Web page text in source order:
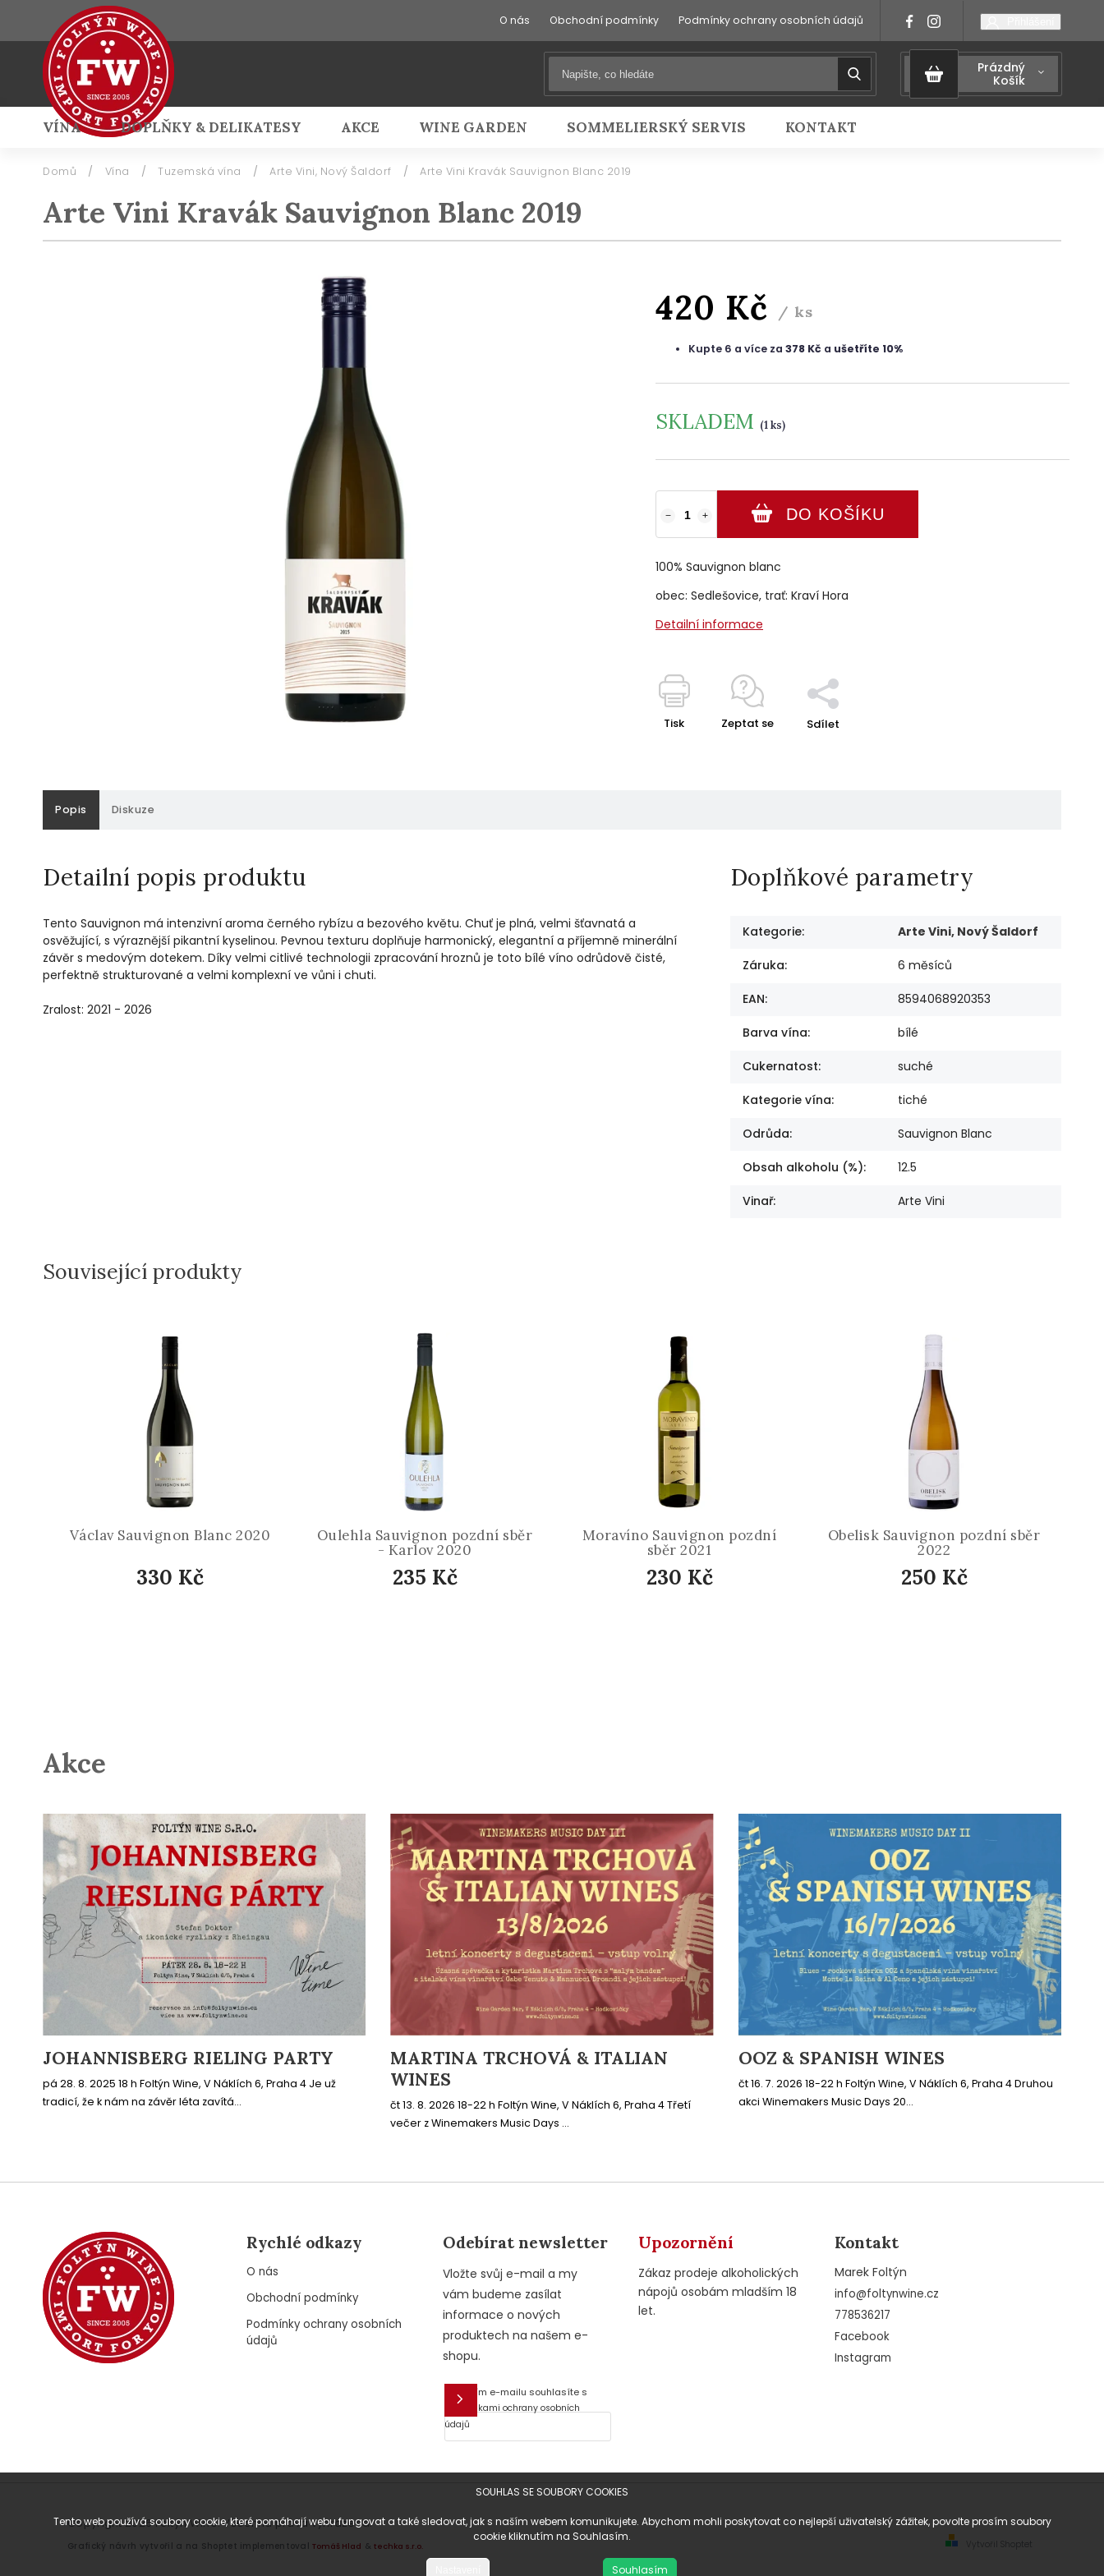
SOUHLAS SE SOUBORY COOKIES
Tento web používá soubory cookie, které pomáhají webu fungovat a také sledovat, jak s naším webem komunikujete. Abychom mohli poskytovat co nejlepší uživatelský zážitek, povolte prosím soubory
cookie kliknutím na Souhlasím.
Souhlasím
O nás Obchodní podmínky Podmínky ochrany osobních údajů
Prázdný
Košík
VÍNA DOPLŇKY & DELIKATESY AKCE WINE GARDEN SOMMELIERSKÝ SERVIS KONTAKT
Přihlášení
Domů / Vína / Tuzemská vína / Arte Vini, Nový Šaldorf / Arte Vini Kravák Sauvignon Blanc 2019
Arte Vini Kravák Sauvignon Blanc 2019
420 Kč / ks
Kupte 6 a více za 378 Kč a ušetříte 10%
SKLADEM (1 ks)
+
− DO KOŠÍKU
100% Sauvignon blanc
obec: Sedlešovice, trať: Kraví Hora
Detailní informace
Tisk Zeptat se Sdílet
Popis Diskuze
Detailní popis produktu
Tento Sauvignon má intenzivní aroma černého rybízu a bezového květu. Chuť je plná, velmi šťavnatá a
osvěžující, s výraznější pikantní kyselinou. Pevnou texturu doplňuje harmonický, elegantní a příjemně minerální
závěr s medovým dotekem. Díky velmi citlivé technologii zpracování hroznů je toto bílé víno odrůdově čisté,
perfektně strukturované a velmi komplexní ve vůni i chuti.
Zralost: 2021 - 2026
Doplňkové parametry
Kategorie: Arte Vini, Nový Šaldorf
Záruka: 6 měsíců
EAN: 8594068920353
Barva vína: bílé
Cukernatost: suché
Kategorie vína: tiché
Odrůda: Sauvignon Blanc
Obsah alkoholu (%): 12.5
Vinař: Arte Vini
Související produkty
Václav Sauvignon Blanc 2020
330 Kč
Oulehla Sauvignon pozdní sběr
- Karlov 2020
235 Kč
Moravíno Sauvignon pozdní
sběr 2021
230 Kč
Obelisk Sauvignon pozdní sběr
2022
250 Kč
Akce
JOHANNISBERG RIELING PARTY
pá 28. 8. 2025 18 h Foltýn Wine, V Náklích 6, Praha 4 Je už
tradicí, že k nám na závěr léta zavítá...
MARTINA TRCHOVÁ & ITALIAN
WINES
čt 13. 8. 2026 18-22 h Foltýn Wine, V Náklích 6, Praha 4 Třetí
večer z Winemakers Music Days ...
OOZ & SPANISH WINES
čt 16. 7. 2026 18-22 h Foltýn Wine, V Náklích 6, Praha 4 Druhou
akci Winemakers Music Days 20...
Rychlé odkazy
O nás
Obchodní podmínky
Podmínky ochrany osobních
údajů
Odebírat newsletter
Vložte svůj e-mail a my
vám budeme zasílat
informace o nových
produktech na našem e-
shopu.
E-mail
Vložením e-mailu souhlasíte s
podmínkami ochrany osobních
údajů
Upozornění
Zákaz prodeje alkoholických
nápojů osobám mladším 18
let.
Kontakt
Marek Foltýn
info@foltynwine.cz
778536217
Facebook
Instagram
Vytvořil Shoptet
Copyright 2026Foltýn Wine. Všechna práva vyhrazena.
Grafický návrh vytvořil a na Shoptet implementovalTomáš Hlad &techka s.r.o.